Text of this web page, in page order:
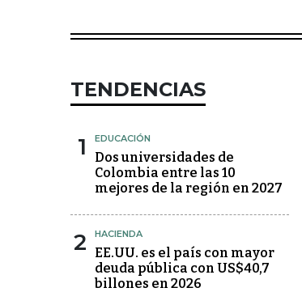
TENDENCIAS
1 EDUCACIÓN
Dos universidades de
Colombia entre las 10
mejores de la región en 2027
2 HACIENDA
EE.UU. es el país con mayor
deuda pública con US$40,7
billones en 2026